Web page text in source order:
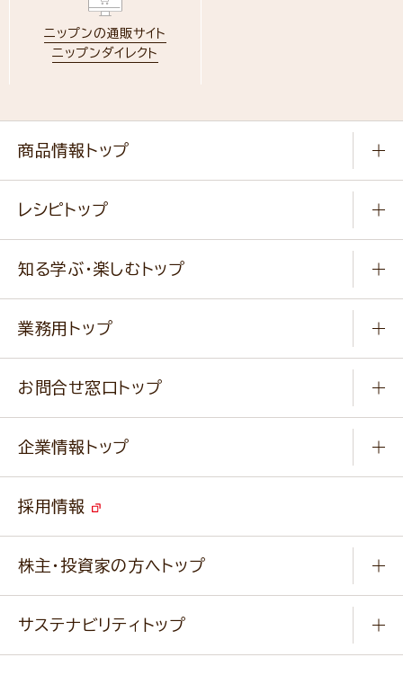
ニップンの通販サイト
ニップンダイレクト
商品情報トップ
健康食品・他
新商品・リニューアル商品
通販サイト一覧
レシピトップ
作り方動画
みなさまのレシピはこちら
知る学ぶ・楽しむトップ
ふっくらパンをつくりましょう
キャンペーン
業務用トップ
ニップンの アマニ 業務用サイト
ベジカフェブランドサイト
お問合せ窓口トップ
改善事例
業務用商品のお問合せ
企業情報トップ
事業紹介
経営理念・経営方針・行動規範・行動指針
ニップンの歴史
採用情報
株主・投資家の方へトップ
サステナビリティトップ